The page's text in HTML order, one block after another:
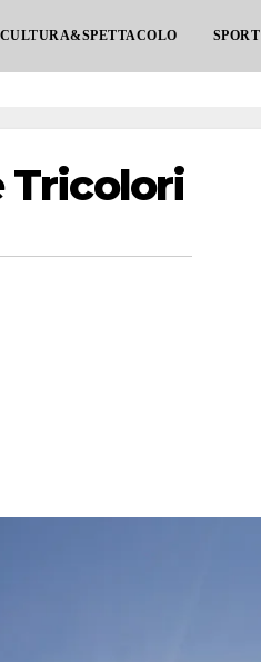
CULTURA&SPETTACOLO SPORT
Tricolori